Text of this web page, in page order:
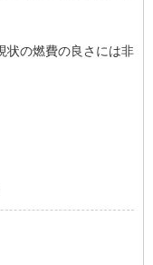
状の燃費の良さには非